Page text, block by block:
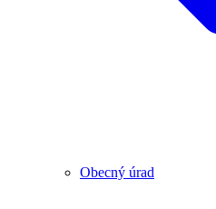
Obecný úrad